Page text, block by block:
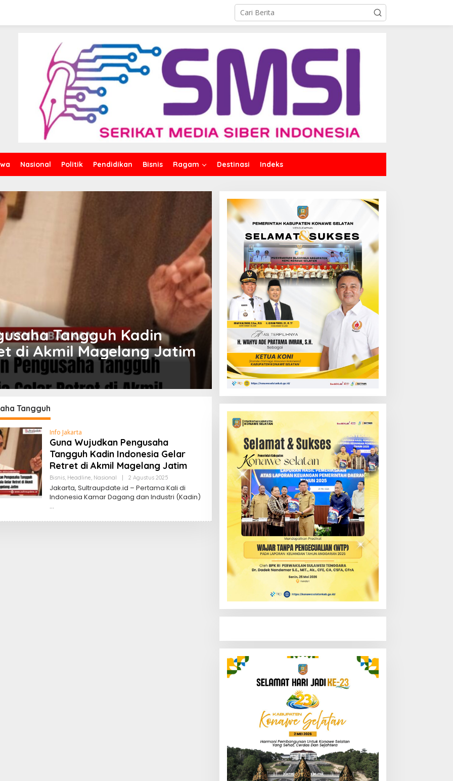
Nasional Politik Pendidikan Bisnis Ragam Destinasi Indeks
Tangguh Kadin
di Akmil Magelang Jatim
Tangguh
Info Jakarta
Guna Wujudkan Pengusaha
Tangguh Kadin Indonesia Gelar
Retret di Akmil Magelang Jatim
Bisnis, Headline, Nasional 2 Agustus 2025Oleh
Update
Jakarta, Sultraupdate.id – Pertama Kali di
Indonesia Kamar Dagang dan Industri (Kadin)